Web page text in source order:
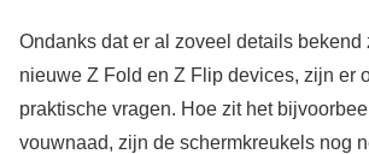
Ondanks dat er al zoveel details bekend
nieuwe Z Fold en Z Flip devices, zijn er
praktische vragen. Hoe zit het
vouwnaad, zijn de schermkreukels nog